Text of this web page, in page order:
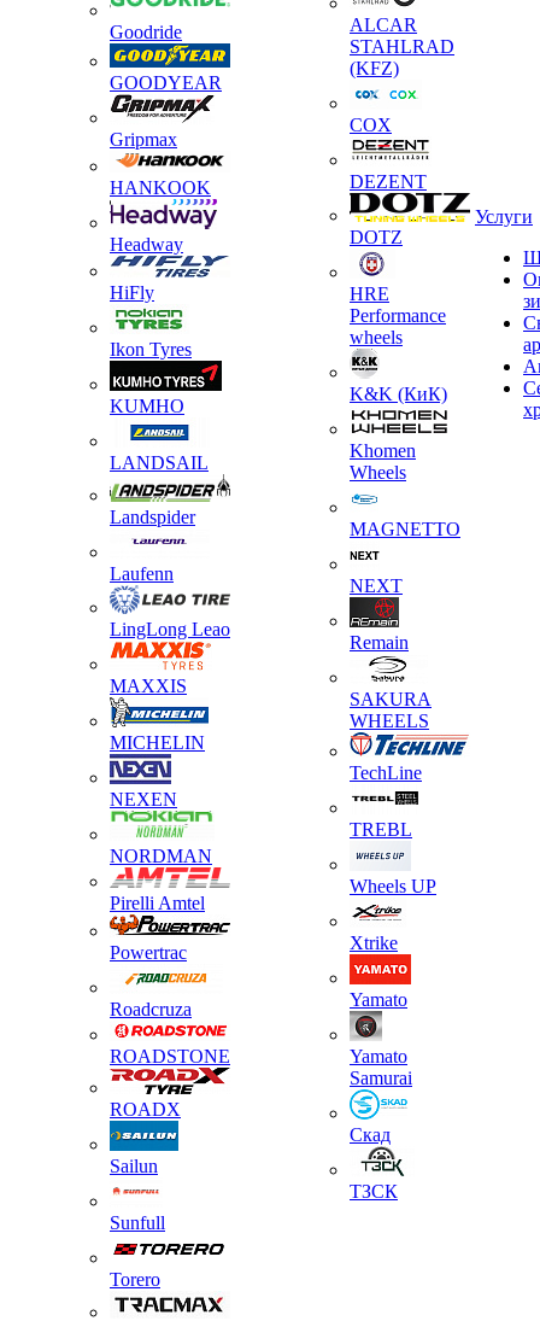
Goodride
GOODYEAR
Gripmax
HANKOOK
Headway
HiFly
Ikon Tyres
KUMHO
LANDSAIL
Landspider
Laufenn
LingLong Leao
MAXXIS
MICHELIN
NEXEN
NORDMAN
Pirelli Amtel
Powertrac
Roadcruza
ROADSTONE
ROADX
Sailun
Sunfull
Torero
ALCAR
STAHLRAD
(KFZ)
COX
DEZENT
DOTZ
HRE
Performance
wheels
K&K (КиК)
Khomen
Wheels
MAGNETTO
NEXT
Remain
SAKURA
WHEELS
TechLine
TREBL
Wheels UP
Xtrike
Yamato
Yamato
Samurai
Скад
ТЗСК
Услуги